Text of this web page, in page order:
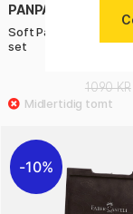
PANPASTEL
Soft Pastel Pans
set
1090 KR
10%